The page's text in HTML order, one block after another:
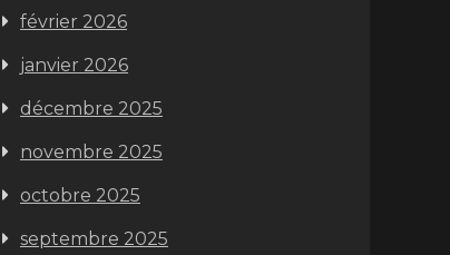
février 2026
janvier 2026
décembre 2025
novembre 2025
octobre 2025
septembre 2025